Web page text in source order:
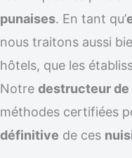
punaises. En tant qu’
nous traitons aussi
hôtels, que les
Notre destructeur de
méthodes certifiées
définitive de ces